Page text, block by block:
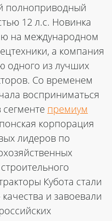
полноприводный
12 л.с. Новинка
на международном
а компания
одного из лучших
Со временем
восприниматься
сегменте премиум
корпорация
лидеров по
Кубота стали
и завоевали